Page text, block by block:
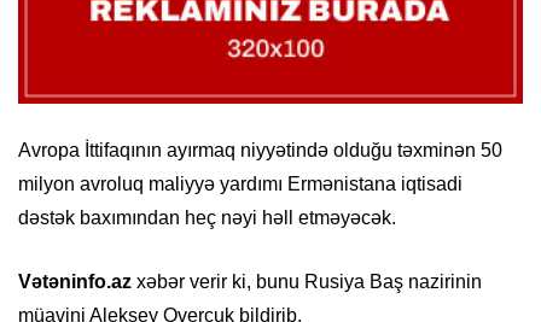
Avropa İttifaqının ayırmaq niyyətində olduğu təxminən 50
milyon avroluq maliyyə yardımı Ermənistana iqtisadi
dəstək baxımından heç nəyi həll etməyəcək.
Vətəninfo.az xəbər verir ki, bunu Rusiya Baş nazirinin
müavini Aleksey Overçuk bildirib.